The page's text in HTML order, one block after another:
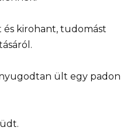
kirohant, tudomást
ült egy padon